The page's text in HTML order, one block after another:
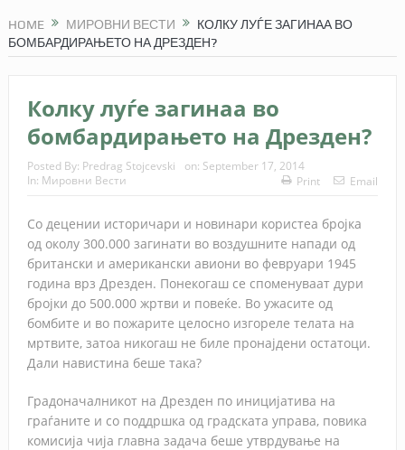
HOME МИРОВНИ ВЕСТИ
КОЛКУ ЛУЃЕ ЗАГИНАА ВО
БОМБАРДИРАЊЕТО НА ДРЕЗДЕН?
Колку луѓе загинаа во
бомбардирањето на Дрезден?
Posted By: Predrag Stojcevski on: September 17, 2014
In: Мировни Вести Print Email
Со децении историчари и новинари користеа бројка
од околу 300.000 загинати во воздушните напади од
британски и американски авиони во февруари 1945
година врз Дрезден. Понекогаш се споменуваат дури
бројки до 500.000 жртви и повеќе. Во ужасите од
бомбите и во пожарите целосно изгореле телата на
мртвите, затоа никогаш не биле пронајдени остатоци.
Дали навистина беше така?
Градоначалникот на Дрезден по иницијатива на
граѓаните и со поддршка од градската управа, повика
комисија чија главна задача беше утврдување на